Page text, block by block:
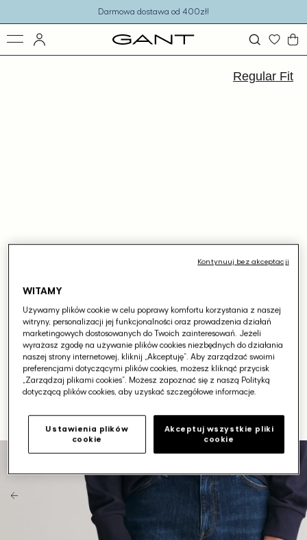
Darmowa dostawa od 400zł!
Regular Fit
1
WITAMY
Używamy plików cookie w celu poprawy komfortu korzystania z naszej
witryny, personalizacji jej funkcjonalności oraz prowadzenia działań
marketingowych dostosowanych do Twoich zainteresowań. Jeżeli
wyrażasz zgodę na używanie plików cookies niezbędnych do działania
naszej strony internetowej, kliknij „Akceptuję”. Aby zarządzać swoimi
preferencjami dotyczącymi plików cookies, możesz kliknąć przycisk
„Zarządzaj plikami cookies”. Możesz zapoznać się z naszą Polityką
dotyczącą plików cookies, aby uzyskać szczegółowe informacje.
Ustawienia plików
cookie
Akceptuj wszystkie pliki
cookie
Kontynuuj bez akceptacji